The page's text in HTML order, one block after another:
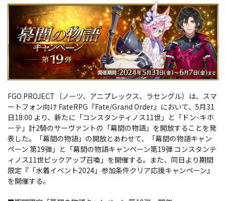
FGO PROJECT（ノーツ、アニプレックス、ラセングル）は、スマ
ートフォン向け FateRPG『Fate/Grand Order』において、5月31
日18:00 より、新たに「コンスタンティノス11世」と「ドン･キホ
ーテ」計2騎のサーヴァントの「幕間の物語」を開放することを発
表した。「幕間の物語」の開放とあわせて、「幕間の物語キャン
ペーン 第19弾」と「幕間の物語キャンペーン第19弾 コンスタンテ
ィノス11世ピックアップ召喚」を開催する。また、同日より期間
限定『「水着イベント2024」参加条件クリア応援キャンペーン』
を開催する。